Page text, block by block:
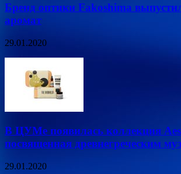
Бренд оптики Fakoshima
аромат
29.01.2020
В ЦУМе появилась коллекция
посвященная древнегреческим
29.01.2020